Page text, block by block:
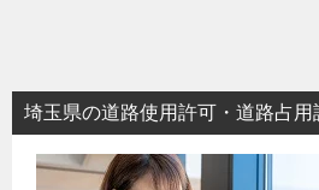
埼玉県の道路使用許可・道路占